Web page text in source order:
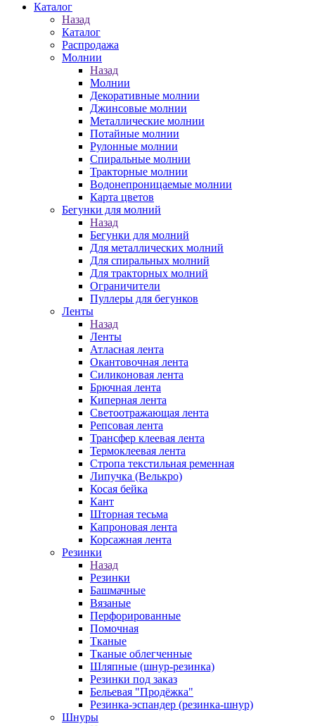
Каталог
Назад
Каталог
Распродажа
Молнии
Назад
Молнии
Декоративные молнии
Джинсовые молнии
Металлические молнии
Потайные молнии
Рулонные молнии
Спиральные молнии
Тракторные молнии
Водонепроницаемые молнии
Карта цветов
Бегунки для молний
Назад
Бегунки для молний
Для металлических молний
Для спиральных молний
Для тракторных молний
Ограничители
Пуллеры для бегунков
Ленты
Назад
Ленты
Атласная лента
Окантовочная лента
Силиконовая лента
Брючная лента
Киперная лента
Светоотражающая лента
Репсовая лента
Трансфер клеевая лента
Термоклеевая лента
Стропа текстильная ременная
Липучка (Велькро)
Косая бейка
Кант
Шторная тесьма
Капроновая лента
Корсажная лента
Резинки
Назад
Резинки
Башмачные
Вязаные
Перфорированные
Помочная
Тканые
Тканые облегченные
Шляпные (шнур-резинка)
Резинки под заказ
Бельевая "Продёжка"
Резинка-эспандер (резинка-шнур)
Шнуры